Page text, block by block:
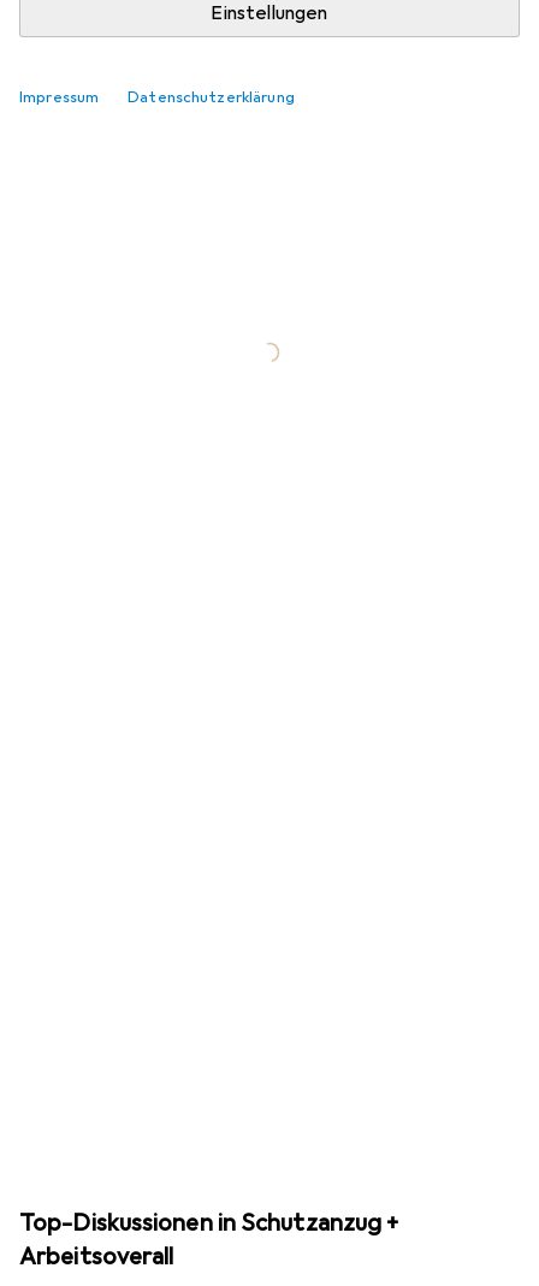
Einstellungen
Impressum Datenschutzerklärung
Top-Diskussionen in Schutzanzug +
Arbeitsoverall